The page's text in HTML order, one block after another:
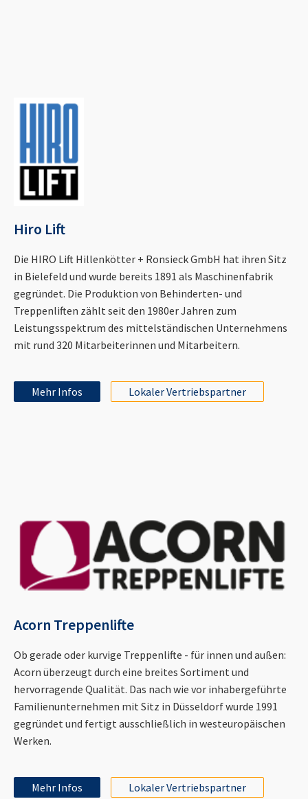
Hiro Lift
Die HIRO Lift Hillenkötter + Ronsieck GmbH hat ihren Sitz
in Bielefeld und wurde bereits 1891 als Maschinenfabrik
gegründet. Die Produktion von Behinderten- und
Treppenliften zählt seit den 1980er Jahren zum
Leistungsspektrum des mittelständischen Unternehmens
mit rund 320 Mitarbeiterinnen und Mitarbeitern.
Mehr Infos Lokaler Vertriebspartner
Acorn Treppenlifte
Ob gerade oder kurvige Treppenlifte - für innen und außen:
Acorn überzeugt durch eine breites Sortiment und
hervorragende Qualität. Das nach wie vor inhabergeführte
Familienunternehmen mit Sitz in Düsseldorf wurde 1991
gegründet und fertigt ausschließlich in westeuropäischen
Werken.
Mehr Infos Lokaler Vertriebspartner